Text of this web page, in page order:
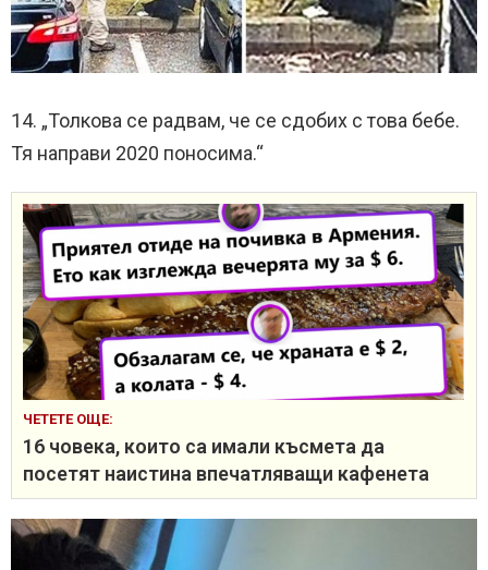
14. „Толкова се радвам, че се сдобих с това бебе.
Тя направи 2020 поносима.“
ЧЕТЕТЕ ОЩЕ:
16 човека, които са имали късмета да
посетят наистина впечатляващи кафенета